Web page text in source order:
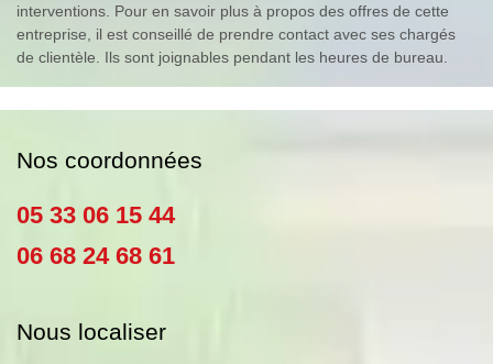
interventions. Pour en savoir plus à propos des offres de cette
entreprise, il est conseillé de prendre contact avec ses chargés
de clientèle. Ils sont joignables pendant les heures de bureau.
Nos coordonnées
05 33 06 15 44
06 68 24 68 61
Nous localiser